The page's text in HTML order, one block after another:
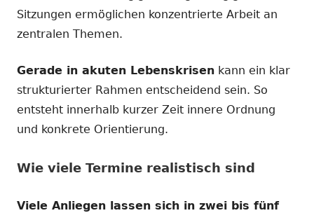
Sitzungen ermöglichen konzentrierte Arbeit an
zentralen Themen.
Gerade in akuten Lebenskrisen kann ein klar
strukturierter Rahmen entscheidend sein. So
entsteht innerhalb kurzer Zeit innere Ordnung
und konkrete Orientierung.
Wie viele Termine realistisch sind
Viele Anliegen lassen sich in zwei bis fünf